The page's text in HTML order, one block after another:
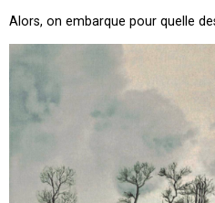
Alors, on embarque pour quelle